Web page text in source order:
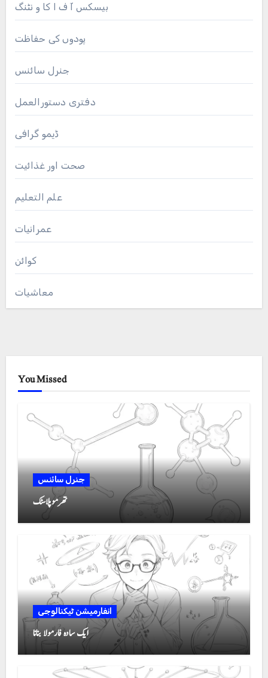
بیسکس آ ف ا کا و نٹنگ
پودوں کی حفاظت
جنرل سائنس
دفتری دستورالعمل
ڈیمو گرافی
صحت اور غذائیت
علم التعلیم
عمرانیات
کوائن
معاشیات
You Missed
جنرل سائنس
تھرموپلاسٹک
انفارمیشن ٹیکنالوجی
ایک سادہ فارمولا بنانا